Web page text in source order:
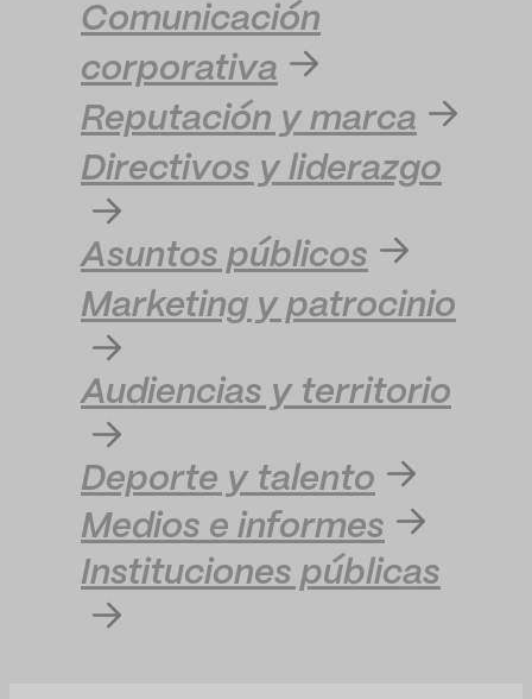
Comunicación
corporativa
Reputación y marca
Directivos y liderazgo
Asuntos públicos
Marketing y patrocinio
Audiencias y territorio
Deporte y talento
Medios e informes
Instituciones públicas